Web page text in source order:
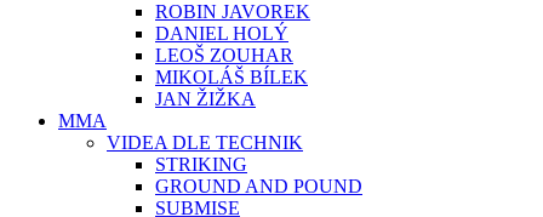
ROBIN JAVOREK
DANIEL HOLÝ
LEOŠ ZOUHAR
MIKOLÁŠ BÍLEK
JAN ŽIŽKA
MMA
VIDEA DLE TECHNIK
STRIKING
GROUND AND POUND
SUBMISE